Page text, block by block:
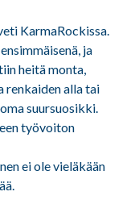
KarmaRockissa.
ja
heitä monta,
renkaiden alla tai
suursuosikki.
työvoiton
ei ole vieläkään